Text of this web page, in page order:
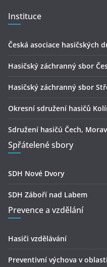
Instituce
Česká asociace hasičských
Hasičský záchranný sbor
Hasičský záchranný sbor
Okresní sdružení hasičů
Sdružení hasičú Čech,
Spřátelené sbory
SDH Nové Dvory
SDH Záboří nad Labem
Prevence a vzdělání
Hasiči vzdělávání
Preventivní výchova v